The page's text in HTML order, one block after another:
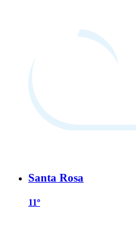
Santa Rosa
11º